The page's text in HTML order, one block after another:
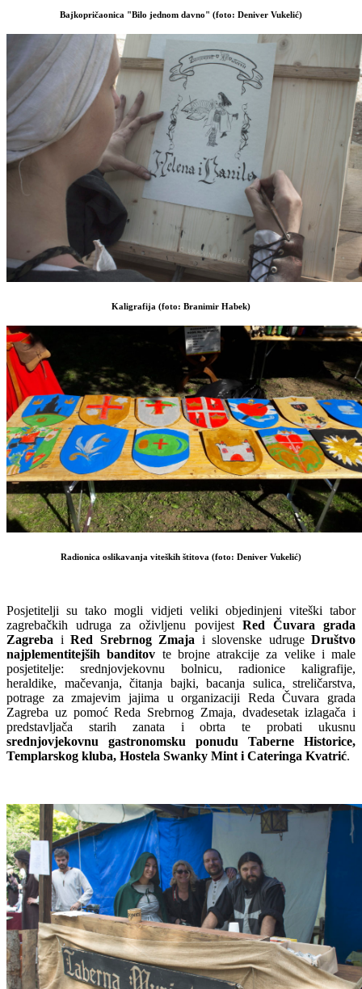
Bajkopričaonica "Bilo jednom davno" (foto: Deniver Vukelić)
Kaligrafija (foto: Branimir Habek)
Radionica oslikavanja viteških štitova (foto: Deniver Vukelić)
Posjetitelji su tako mogli vidjeti veliki objedinjeni viteški tabor
zagrebačkih udruga za oživljenu povijest Red Čuvara grada
Zagreba i Red Srebrnog Zmaja i slovenske udruge Društvo
najplementitejših banditov te brojne atrakcije za velike i male
posjetitelje: srednjovjekovnu bolnicu, radionice kaligrafije,
heraldike, mačevanja, čitanja bajki, bacanja sulica, streličarstva,
potrage za zmajevim jajima u organizaciji Reda Čuvara grada
Zagreba uz pomoć Reda Srebrnog Zmaja, dvadesetak izlagača i
predstavljača starih zanata i obrta te probati ukusnu
srednjovjekovnu gastronomsku ponudu Taberne Historice,
Templarskog kluba, Hostela Swanky Mint i Cateringa Kvatrić.